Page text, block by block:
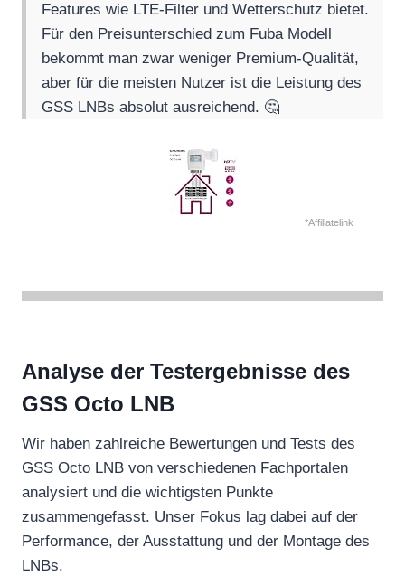
Features wie LTE-Filter und Wetterschutz bietet.
Für den Preisunterschied zum Fuba Modell
bekommt man zwar weniger Premium-Qualität,
aber für die meisten Nutzer ist die Leistung des
GSS LNBs absolut ausreichend. 🤔
*Affiliatelink
Analyse der Testergebnisse des
GSS Octo LNB
Wir haben zahlreiche Bewertungen und Tests des
GSS Octo LNB von verschiedenen Fachportalen
analysiert und die wichtigsten Punkte
zusammengefasst. Unser Fokus lag dabei auf der
Performance, der Ausstattung und der Montage des
LNBs.